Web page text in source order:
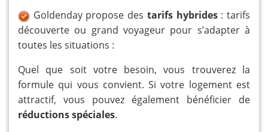
Goldenday propose des tarifs hybrides: tarifs
découverte ou grand voyageur pour s’adapter à
toutes les situations :
Quel que soit votre besoin, vous trouverez la
formule qui vous convient. Si votre logement est
attractif, vous pouvez également bénéficier de
réductions spéciales.